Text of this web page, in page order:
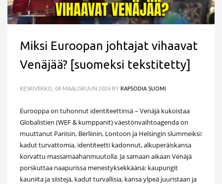
Miksi Euroopan johtajat vihaavat
Venäjää? [suomeksi tekstitetty]
KESKIVIIKKO, 04 MAALISKUUN 2026 BY RAPSODIA SUOMI
Eurooppa on tuhonnut identiteettinsä – Venäjä kukoistaa
Globalistien (WEF & kumppanit) väestönvaihtoagenda on
muuttanut Pariisin, Berliinin, Lontoon ja Helsingin slummeiksi:
kadut turvattomia, identiteetti kadonnut, alkuperäiskansa
korvattu massamaahanmuutolla. Ja samaan aikaan Venäjä
porskuttaa naapurissa menestyksekkäänä: kaupungit
kauniita ja siistejä, kadut turvallisia, kansa ylpeä juuristaan ja